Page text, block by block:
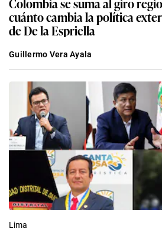
cuánto cambia la política
de De la Espriella
Guillermo Vera Ayala
Lima